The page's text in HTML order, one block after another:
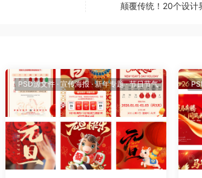
颠覆传统！20个设计
PSD源文件· 宣传海报·新年专题·节日节气